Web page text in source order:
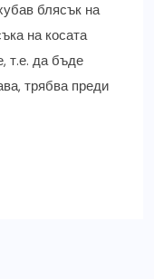
блясък на
на косата
т.е. да бъде
трябва преди